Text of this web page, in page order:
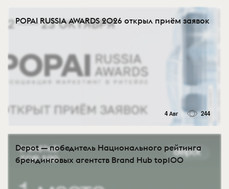
POPAI RUSSIA AWARDS 2026 открыл приём заявок
4 Авг 244
Depot — победитель Национального рейтинга
брендинговых агентств Brand Hub top100